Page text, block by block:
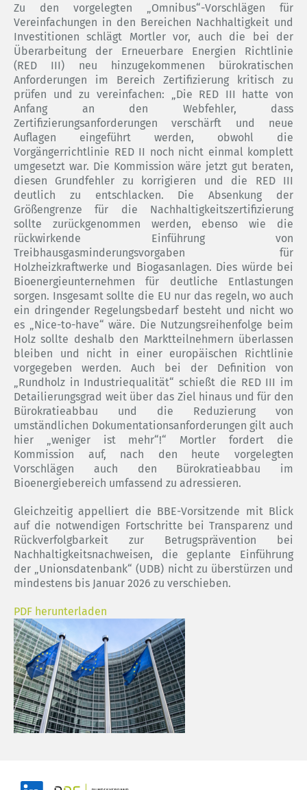
Zu den vorgelegten „Omnibus“-Vorschlägen für
Vereinfachungen in den Bereichen Nachhaltigkeit und
Investitionen schlägt Mortler vor, auch die bei der
Überarbeitung der Erneuerbare Energien Richtlinie
(RED III) neu hinzugekommenen bürokratischen
Anforderungen im Bereich Zertifizierung kritisch zu
prüfen und zu vereinfachen: „Die RED III hatte von
Anfang an den Webfehler, dass
Zertifizierungsanforderungen verschärft und neue
Auflagen eingeführt werden, obwohl die
Vorgängerrichtlinie RED II noch nicht einmal komplett
umgesetzt war. Die Kommission wäre jetzt gut beraten,
diesen Grundfehler zu korrigieren und die RED III
deutlich zu entschlacken. Die Absenkung der
Größengrenze für die Nachhaltigkeitszertifizierung
sollte zurückgenommen werden, ebenso wie die
rückwirkende Einführung von
Treibhausgasminderungsvorgaben für
Holzheizkraftwerke und Biogasanlagen. Dies würde bei
Bioenergieunternehmen für deutliche Entlastungen
sorgen. Insgesamt sollte die EU nur das regeln, wo auch
ein dringender Regelungsbedarf besteht und nicht wo
es „Nice-to-have“ wäre. Die Nutzungsreihenfolge beim
Holz sollte deshalb den Marktteilnehmern überlassen
bleiben und nicht in einer europäischen Richtlinie
vorgegeben werden. Auch bei der Definition von
„Rundholz in Industriequalität“ schießt die RED III im
Detailierungsgrad weit über das Ziel hinaus und für den
Bürokratieabbau und die Reduzierung von
umständlichen Dokumentationsanforderungen gilt auch
hier „weniger ist mehr“!“ Mortler fordert die
Kommission auf, nach den heute vorgelegten
Vorschlägen auch den Bürokratieabbau im
Bioenergiebereich umfassend zu adressieren.
Gleichzeitig appelliert die BBE-Vorsitzende mit Blick
auf die notwendigen Fortschritte bei Transparenz und
Rückverfolgbarkeit zur Betrugsprävention bei
Nachhaltigkeitsnachweisen, die geplante Einführung
der „Unionsdatenbank“ (UDB) nicht zu überstürzen und
mindestens bis Januar 2026 zu verschieben.
PDF herunterladen